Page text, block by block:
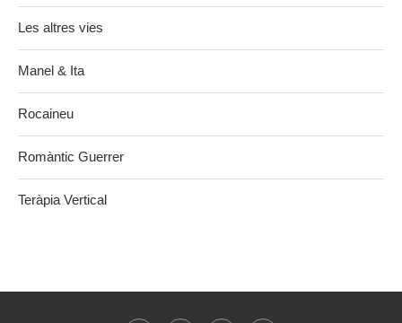
Les altres vies
Manel & Ita
Rocaineu
Romàntic Guerrer
Teràpia Vertical